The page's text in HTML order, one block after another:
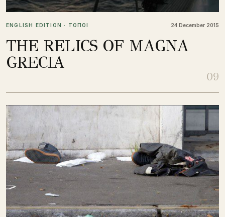
ENGLISH EDITION · ΤΟΠΟΙ 24 December 2015
THE RELICS OF MAGNA
GRECIA
09